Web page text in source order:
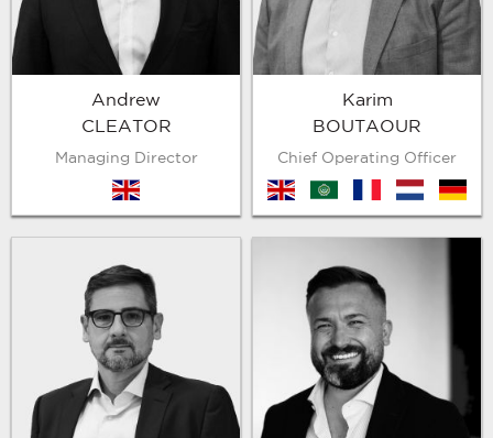
Andrew
CLEATOR
Managing Director
en
Karim
BOUTAOUR
Chief Operating Officer
en arb nl de